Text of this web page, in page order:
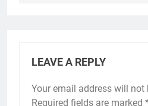
LEAVE A REPLY
Your email address will not
Required fields are marked